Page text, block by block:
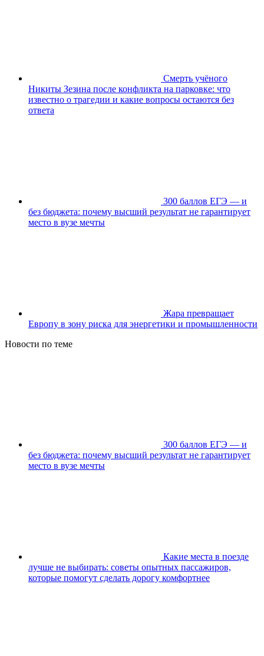
Смерть учёного
Никиты Зезина после конфликта на парковке: что
известно о трагедии и какие вопросы остаются без
ответа
300 баллов ЕГЭ — и
без бюджета: почему высший результат не гарантирует
место в вузе мечты
Жара превращает
Европу в зону риска для энергетики и промышленности
Новости по теме
300 баллов ЕГЭ — и
без бюджета: почему высший результат не гарантирует
место в вузе мечты
Какие места в поезде
лучше не выбирать: советы опытных пассажиров,
которые помогут сделать дорогу комфортнее